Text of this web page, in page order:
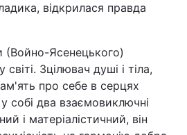
відкрилася правда
(Войно-Ясенецького)
Зцілювач душі і тіла,
про себе в серцях
два взаємовиключні
і матеріалістичний, він